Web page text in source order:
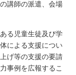
講師の派遣、会場
る児童生徒及び学
による支援につい
げ等の支援の要請
事例を広報するこ